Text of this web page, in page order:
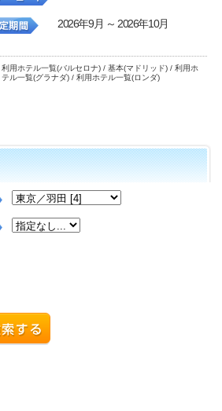
2026年9月 ～ 2026年10月
利用ホテル一覧(バルセロナ) / 基本(マドリッド) / 利用ホ
テル一覧(グラナダ) / 利用ホテル一覧(ロンダ)